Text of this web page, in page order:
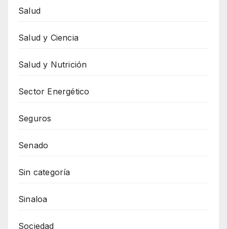
Salud
Salud y Ciencia
Salud y Nutrición
Sector Energético
Seguros
Senado
Sin categoría
Sinaloa
Sociedad